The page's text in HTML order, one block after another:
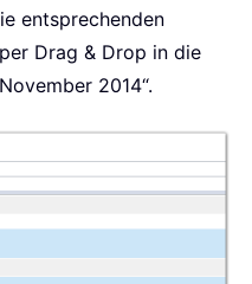
entsprechenden
Drag & Drop in die
2014“.